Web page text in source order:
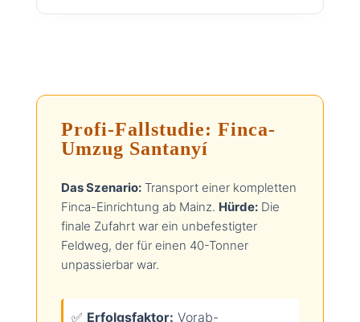
Profi-Fallstudie: Finca-
Umzug Santanyí
Das Szenario:Transport einer kompletten
Finca-Einrichtung ab Mainz. Hürde:Die
finale Zufahrt war ein unbefestigter
Feldweg, der für einen 40-Tonner
unpassierbar war.
✅ Erfolgsfaktor: Vorab-